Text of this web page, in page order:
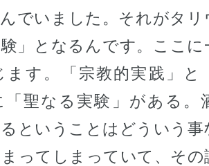
でいました。それがタリ
」となるんです。ここに
ます。「宗教的実践」と
「聖なる実験」がある。
るということはどういう
ってしまっていて、その